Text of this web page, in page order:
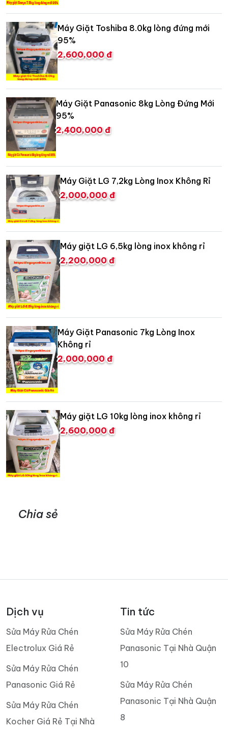
Máy Giặt Toshiba 8.0kg lòng đứng mới
95%
2,600,000 đ
Máy Giặt Panasonic 8kg Lòng Đứng Mới
95%
2,400,000 đ
Máy Giặt LG 7,2kg Lòng Inox Không Rỉ
2,000,000 đ
Máy giặt LG 6,5kg lòng inox không rỉ
2,200,000 đ
Máy Giặt Panasonic 7kg Lòng Inox
Không rỉ
2,000,000 đ
Máy giặt LG 10kg lòng inox không rỉ
2,600,000 đ
Chia sẻ
Dịch vụ
Sửa Máy Rửa Chén
Electrolux Giá Rẻ
Sửa Máy Rửa Chén
Panasonic Giá Rẻ
Sửa Máy Rửa Chén
Kocher Giá Rẻ Tại Nhà
Tin tức
Sửa Máy Rửa Chén
Panasonic Tại Nhà Quận
10
Sửa Máy Rửa Chén
Panasonic Tại Nhà Quận
8